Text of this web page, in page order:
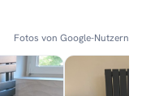
Fotos von Google-Nutzern